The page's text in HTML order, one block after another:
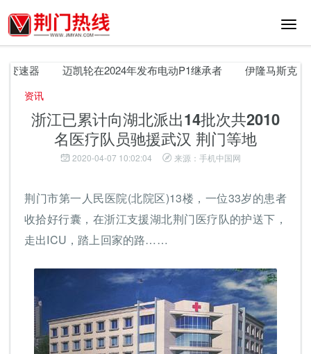
切
航
器 迈凯轮在2024年发布电动P1继承者 伊隆马斯克解释
资讯
浙江已累计向湖北派出14批次共2010
名医疗队员驰援武汉 荆门等地
2020-04-07 10:02:04 来源：手机中国网
荆门市第一人民医院(北院区)13楼，一位33岁的患者
收拾好行囊，在浙江支援湖北荆门医疗队的护送下，
走出ICU，踏上回家的路……